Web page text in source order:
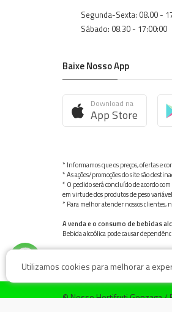
Segunda-Sexta: 08.00 -
Sábado: 08.30 - 17:00:00
Baixe Nosso App
Download na
App Store
* Informamos que os preços, ofertas e
* As ações/promoções do site são
* O pedido será concluído de acordo
em virtude dos produtos de peso
* Para melhor atender nossos clientes,
A venda e o consumo de bebidas
Bebida alcoólica pode causar
© Nosso Hortifruti Gonzaga /
Utilizamos cookies para melhorar a